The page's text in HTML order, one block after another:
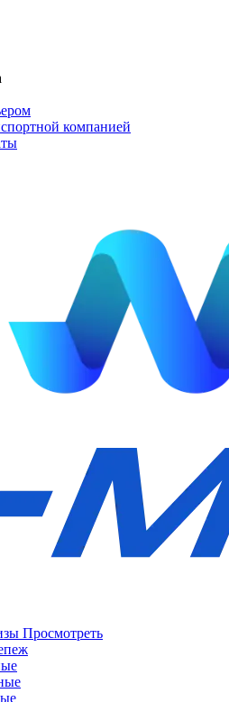
компанией
Просмотреть